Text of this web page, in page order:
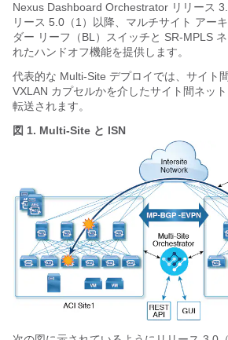
Nexus Dashboard Orchestrator リリース
リース 5.0（1）以降、マルチサイト アー
ダー リーフ（BL）スイッチと SR-MPLS
れたハンドオフ機能を提供します。
代表的な Multi-Site デプロイでは、サイト
VXLAN カプセルかを介したサイト間ネッ
転送されます。
図 1. Multi-Site と ISN